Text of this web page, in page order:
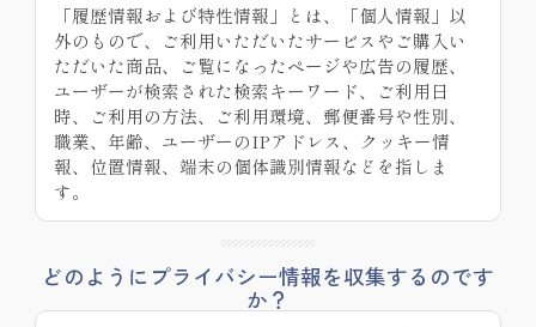
「履歴情報および特性情報」とは、「個人情報」以
外のもので、ご利用いただいたサービスやご購入い
ただいた商品、ご覧になったページや広告の履歴、
ユーザーが検索された検索キーワード、ご利用日
時、ご利用の方法、ご利用環境、郵便番号や性別、
職業、年齢、ユーザーのIPアドレス、クッキー情
報、位置情報、端末の個体識別情報などを指しま
す。
どのようにプライバシー情報を収集するのです
か？